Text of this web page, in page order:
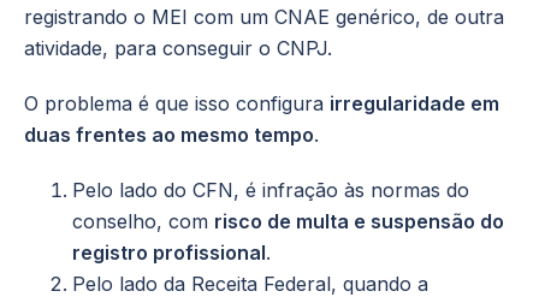
registrando o MEI com um CNAE genérico, de outra
atividade, para conseguir o CNPJ.
O problema é que isso configura irregularidade em
duas frentes ao mesmo tempo.
Pelo lado do CFN, é infração às normas do
conselho, com risco de multa e suspensão do
registro profissional.
Pelo lado da Receita Federal, quando a